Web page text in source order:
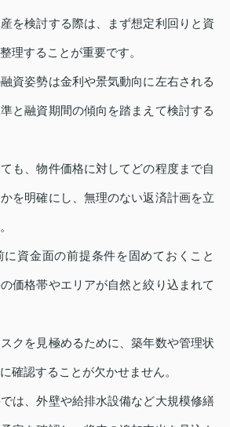
を検討する際は、まず想定利回りと資
理することが重要です。
資姿勢は金利や景気動向に左右される
と融資期間の傾向を踏まえて検討する
も、物件価格に対してどの程度まで自
を明確にし、無理のない返済計画を立
に資金面の前提条件を固めておくこと
価格帯やエリアが自然と絞り込まれて
クを見極めるために、築年数や管理状
確認することが欠かせません。
は、外壁や給排水設備など大規模修繕